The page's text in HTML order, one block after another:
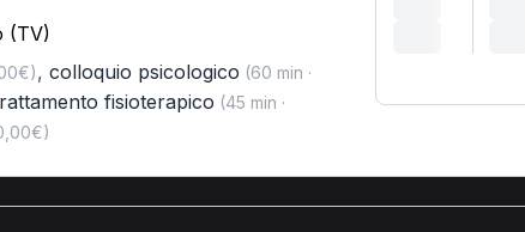
(TV)
, colloquio psicologico (60 min ·
fisioterapico (45 min ·